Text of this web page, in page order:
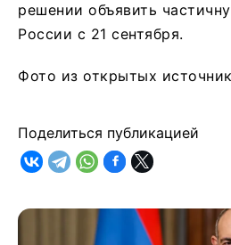
решении объявить
России с 21 сентября.
Фото из открытых
Поделиться публикацией